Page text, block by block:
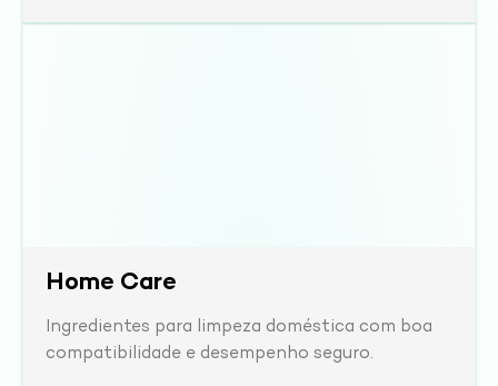
Home Care
Ingredientes para limpeza doméstica com boa
compatibilidade e desempenho seguro.